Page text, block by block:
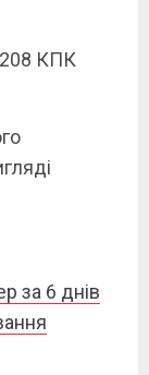
208 КПК
за 6 днів